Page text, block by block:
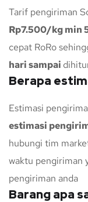
Tarif pengiriman
Rp7.500/kg min
cepat RoRo
hari sampai
Berapa
Estimasi
estimasi
hubungi tim
waktu pengiriman
pengiriman anda
Barang apa